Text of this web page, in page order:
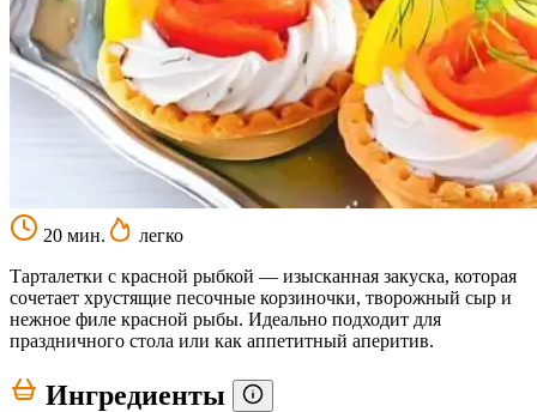
20 мин.
легко
Тарталетки с красной рыбкой — изысканная закуска, которая
сочетает хрустящие песочные корзиночки, творожный сыр и
нежное филе красной рыбы. Идеально подходит для
праздничного стола или как аппетитный аперитив.
Ингредиенты